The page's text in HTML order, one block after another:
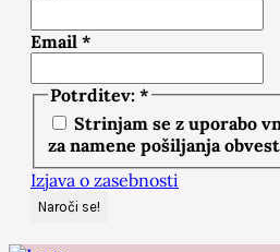
Email *
Potrditev: *
Strinjam se z uporabo
za namene pošiljanja
Izjava o zasebnosti